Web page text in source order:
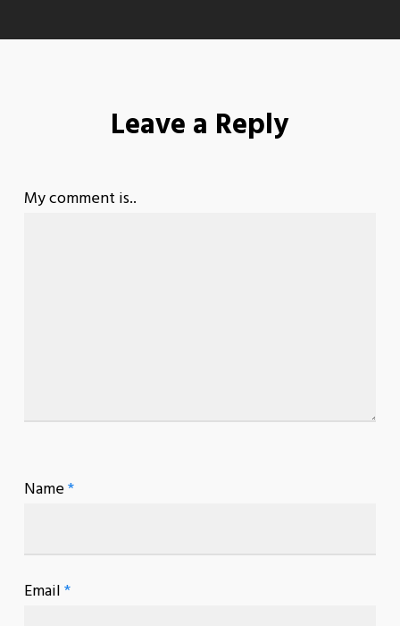
Leave a Reply
My comment is..
Name*
Email*